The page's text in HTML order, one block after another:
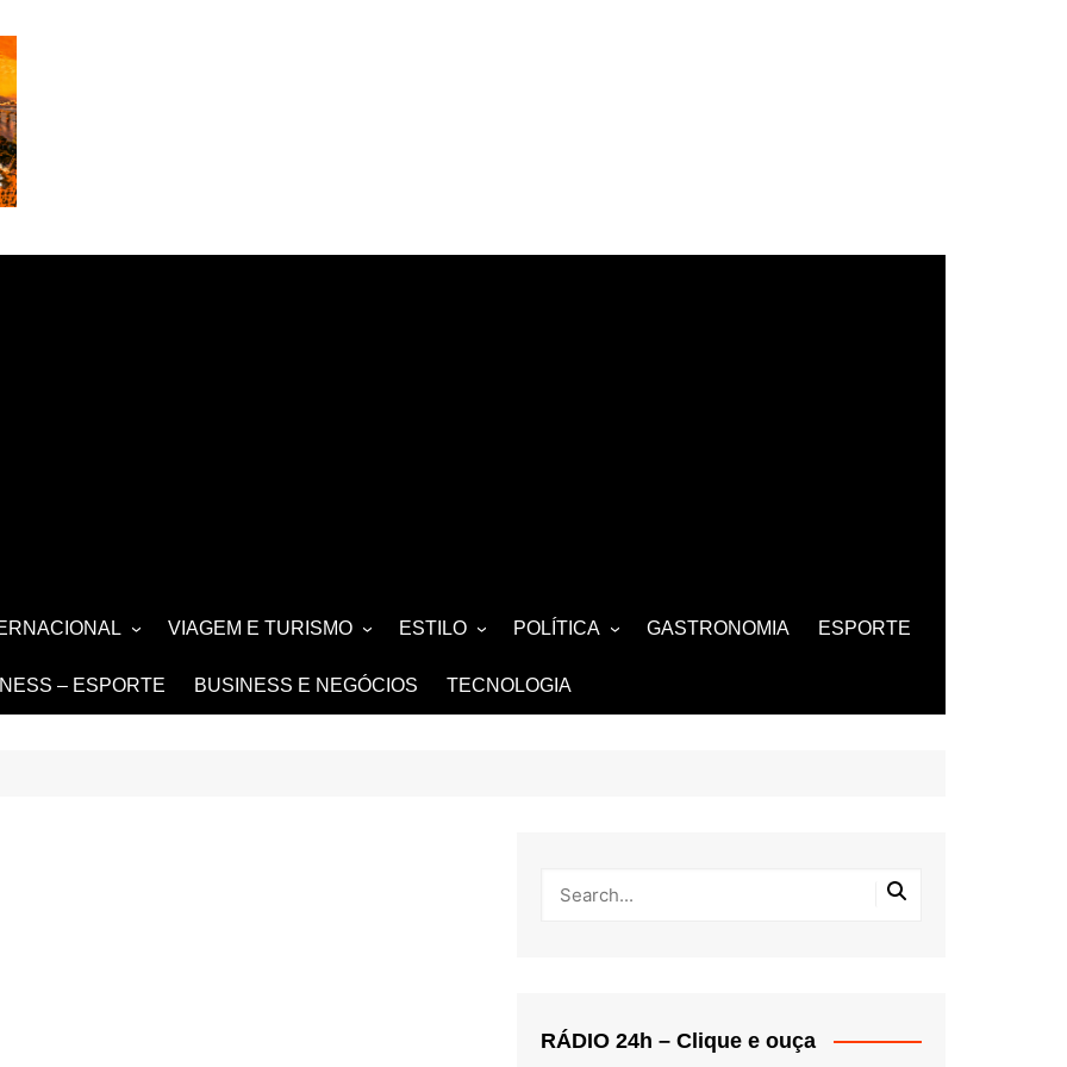
e ARQUITETURA
VIAGEM E TURISMO
TURISMO
ESTILO
MODA E BELEZA
NOIVAS e DEBUTANTES
POLÍTICA
FAMOSOS
GASTRONOMIA ESPORTE
– ESPORTE BUSINESS E NEGÓCIOS TECNOLOGIA
RÁDIO 24h – Clique e ouça